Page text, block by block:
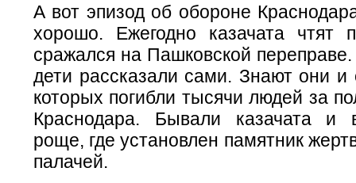
А вот эпизод об обороне
хорошо. Ежегодно казачата чтят
сражался на Пашковской
дети рассказали сами. Знают они и
которых погибли тысячи людей за
Краснодара. Бывали казачата и
роще, где установлен памятник
палачей.